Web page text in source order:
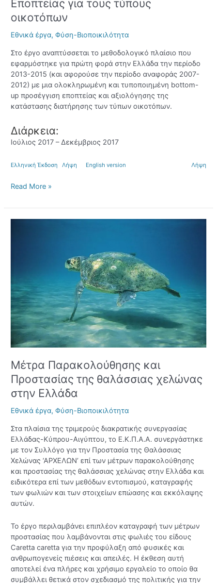
Εποπτείας για τους τύπους
οικοτόπων
Εθνικά έργα,Φύση-Βιοποικιλότητα
Στο έργο αναπτύσσεται το μεθοδολογικό πλαίσιο που
εφαρμόστηκε για πρώτη φορά στην Ελλάδα την περίοδο
2013-2015 (και αφορούσε την περίοδο αναφοράς 2007-
2012) με μια ολοκληρωμένη και τυποποιημένη bottom-
up προσέγγιση εποπτείας και αξιολόγησης της
κατάστασης διατήρησης των τύπων οικοτόπων.
Διάρκεια:
Ιούλιος 2017 – Δεκέμβριος 2017
Ελληνική Έκδοση Λήψη English version Λήψη
Read More »
Μέτρα Παρακολούθησης και
Προστασίας της θαλάσσιας χελώνας
στην Ελλάδα
Εθνικά έργα,Φύση-Βιοποικιλότητα
Στα πλαίσια της τριμερούς διακρατικής συνεργασίας
Ελλάδας-Κύπρου-Αιγύπτου, το Ε.Κ.Π.Α.Α. συνεργάστηκε
με τον Συλλόγο για την Προστασία της Θαλάσσιας
Χελώνας ‘ΑΡΧΕΛΩΝ’ επί των μέτρων παρακολούθησης
και προστασίας της θαλάσσιας χελώνας στην Ελλάδα και
ειδικότερα επί των μεθόδων εντοπισμού, καταγραφής
των φωλιών και των στοιχείων επώασης και εκκόλαψης
αυτών.
Το έργο περιλαμβάνει επιπλέον καταγραφή των μέτρων
προστασίας που λαμβάνονται στις φωλιές του είδους
Caretta caretta για την προφύλαξη από φυσικές και
ανθρωπογενείς πιέσεις και απειλές. Η έκθεση αυτή
αποτελεί ένα πλήρες και χρήσιμο εργαλείο το οποίο θα
συμβάλλει θετικά στον σχεδιασμό της πολιτικής για την
χελώνας
στην
Ελλάδα